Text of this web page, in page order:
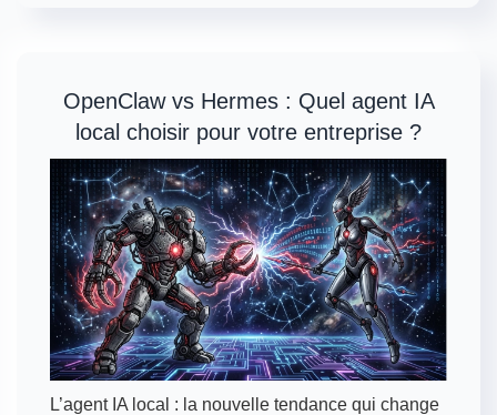
OpenClaw vs Hermes : Quel agent IA
local choisir pour votre entreprise ?
L’agent IA local : la nouvelle tendance qui change